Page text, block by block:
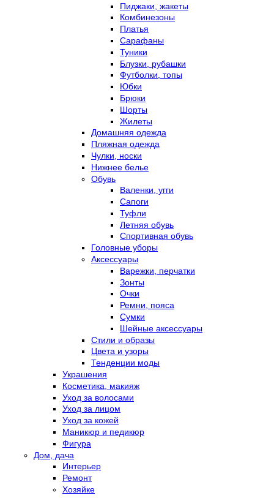
Пиджаки, жакеты
Комбинезоны
Платья
Сарафаны
Туники
Блузки, рубашки
Футболки, топы
Юбки
Брюки
Шорты
Жилеты
Домашняя одежда
Пляжная одежда
Чулки, носки
Нижнее белье
Обувь
Валенки, угги
Сапоги
Туфли
Летняя обувь
Спортивная обувь
Головные уборы
Аксессуары
Варежки, перчатки
Зонты
Очки
Ремни, пояса
Сумки
Шейные аксессуары
Стили и образы
Цвета и узоры
Тенденции моды
Украшения
Косметика, макияж
Уход за волосами
Уход за лицом
Уход за кожей
Маникюр и педикюр
Фигура
Дом, дача
Интерьер
Ремонт
Хозяйке